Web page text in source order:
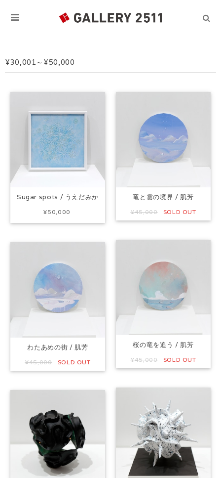
¥30,001～¥50,000
Sugar spots / うえだみか
¥50,000
竜と雲の境界 / 肌芳
¥45,000 SOLD OUT
桜の竜を追う / 肌芳
¥45,000 SOLD OUT
わたあめの街 / 肌芳
¥45,000 SOLD OUT